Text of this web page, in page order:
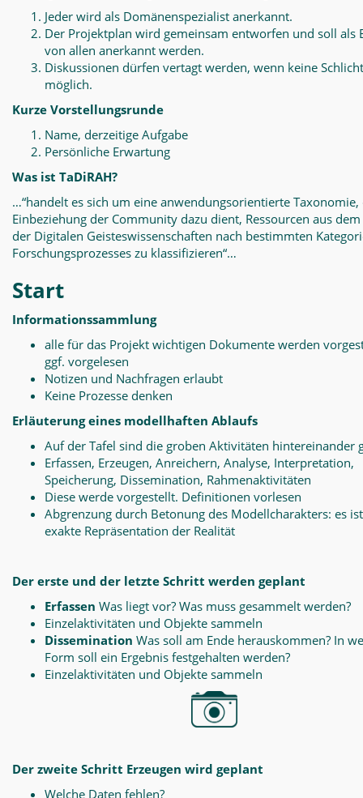
Jeder wird als Domänenspezialist anerkannt.
Der Projektplan wird gemeinsam entworfen und soll als
von allen anerkannt werden.
Diskussionen dürfen vertagt werden, wenn keine
möglich.
Kurze Vorstellungsrunde
Name, derzeitige Aufgabe
Persönliche Erwartung
Was ist TaDiRAH?
…“handelt es sich um eine anwendungsorientierte
Einbeziehung der Community dazu dient, Ressourcen aus
der Digitalen Geisteswissenschaften nach bestimmten
Forschungsprozesses zu klassifizieren“…
Start
Informationssammlung
alle für das Projekt wichtigen Dokumente werden
ggf. vorgelesen
Notizen und Nachfragen erlaubt
Keine Prozesse denken
Erläuterung eines modellhaften Ablaufs
Auf der Tafel sind die groben Aktivitäten hintereinander
Erfassen, Erzeugen, Anreichern, Analyse, Interpretation,
Speicherung, Dissemination, Rahmenaktivitäten
Diese werde vorgestellt. Definitionen vorlesen
Abgrenzung durch Betonung des Modellcharakters: es
exakte Repräsentation der Realität
Der erste und der letzte Schritt werden geplant
Erfassen Was liegt vor? Was muss gesammelt werden?
Einzelaktivitäten und Objekte sammeln
Dissemination Was soll am Ende herauskommen? In
Form soll ein Ergebnis festgehalten werden?
Einzelaktivitäten und Objekte sammeln
Der zweite Schritt Erzeugen wird geplant
Welche Daten fehlen?